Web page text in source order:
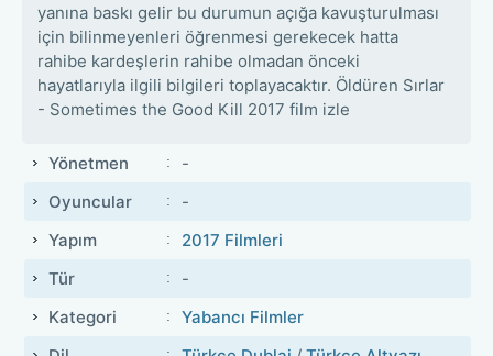
yanına baskı gelir bu durumun açığa kavuşturulması
için bilinmeyenleri öğrenmesi gerekecek hatta
rahibe kardeşlerin rahibe olmadan önceki
hayatlarıyla ilgili bilgileri toplayacaktır. Öldüren Sırlar
- Sometimes the Good Kill 2017 film izle
Yönetmen
-
Oyuncular
-
Yapım
2017 Filmleri
Tür
-
Kategori
Yabancı Filmler